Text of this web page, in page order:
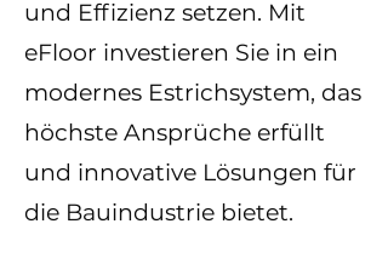
und Effizienz setzen. Mit
eFloor investieren Sie in ein
modernes Estrichsystem, das
höchste Ansprüche erfüllt
und innovative Lösungen für
die Bauindustrie bietet.